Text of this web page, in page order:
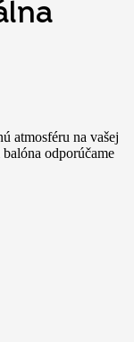
atmosféru na vašej
odporúčame